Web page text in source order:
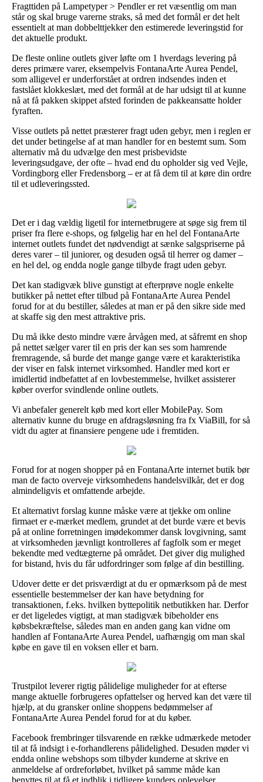
Fragttiden på Lampetyper > Pendler er ret væsentlig om man
står og skal bruge varerne straks, så med det formål er det helt
essentielt at man dobbelttjekker den estimerede leveringstid for
det aktuelle produkt.
De fleste online outlets giver løfte om 1 hverdags levering på
deres primære varer, eksempelvis FontanaArte Aurea Pendel,
som alligevel er underforstået at ordren indsendes inden et
fastslået klokkeslæt, med det formål at de har udsigt til at kunne
nå at få pakken skippet afsted forinden de pakkeansatte holder
fyraften.
Visse outlets på nettet præsterer fragt uden gebyr, men i reglen er
det under betingelse af at man handler for en bestemt sum. Som
alternativ må du udvælge den mest prisbevidste
leveringsudgave, der ofte – hvad end du opholder sig ved Vejle,
Vordingborg eller Fredensborg – er at få dem til at køre din ordre
til et udleveringssted.
Det er i dag vældig ligetil for internetbrugere at søge sig frem til
priser fra flere e-shops, og følgelig har en hel del FontanaArte
internet outlets fundet det nødvendigt at sænke salgspriserne på
deres varer – til juniorer, og desuden også til herrer og damer –
en hel del, og endda nogle gange tilbyde fragt uden gebyr.
Det kan stadigvæk blive gunstigt at efterprøve nogle enkelte
butikker på nettet efter tilbud på FontanaArte Aurea Pendel
forud for at du bestiller, således at man er på den sikre side med
at skaffe sig den mest attraktive pris.
Du må ikke desto mindre være årvågen med, at såfremt en shop
på nettet sælger varer til en pris der kan ses som hamrende
fremragende, så burde det mange gange være et karakteristika
der viser en falsk internet virksomhed. Handler med kort er
imidlertid indbefattet af en lovbestemmelse, hvilket assisterer
køber overfor svindlende online outlets.
Vi anbefaler generelt køb med kort eller MobilePay. Som
alternativ kunne du bruge en afdragsløsning fra fx ViaBill, for så
vidt du agter at finansiere pengene ude i fremtiden.
Forud for at nogen shopper på en FontanaArte internet butik bør
man de facto overveje virksomhedens handelsvilkår, det er dog
almindeligvis et omfattende arbejde.
Et alternativt forslag kunne måske være at tjekke om online
firmaet er e-mærket medlem, grundet at det burde være et bevis
på at online forretningen imødekommer dansk lovgivning, samt
at virksomheden jævnligt kontrolleres af fagfolk som er meget
bekendte med vedtægterne på området. Det giver dig mulighed
for bistand, hvis du får udfordringer som følge af din bestilling.
Udover dette er det prisværdigt at du er opmærksom på de mest
essentielle bestemmelser der kan have betydning for
transaktionen, f.eks. hvilken byttepolitik netbutikken har. Derfor
er det ligeledes vigtigt, at man stadigvæk bibeholder ens
købsbekræftelse, således man en anden gang kan vidne om
handlen af FontanaArte Aurea Pendel, uafhængig om man skal
købe en gave til en voksen eller et barn.
Trustpilot leverer rigtig pålidelige muligheder for at efterse
mange aktuelle forbrugeres opfattelser og herved kan det være til
hjælp, at du gransker online shoppens bedømmelser af
FontanaArte Aurea Pendel forud for at du køber.
Facebook frembringer tilsvarende en række udmærkede metoder
til at få indsigt i e-forhandlerens pålidelighed. Desuden møder vi
endda online webshops som tilbyder kunderne at skrive en
anmeldelse af ordreforløbet, hvilket på samme måde kan
benyttes til at få et indblik i tidligere kunders oplevelser.